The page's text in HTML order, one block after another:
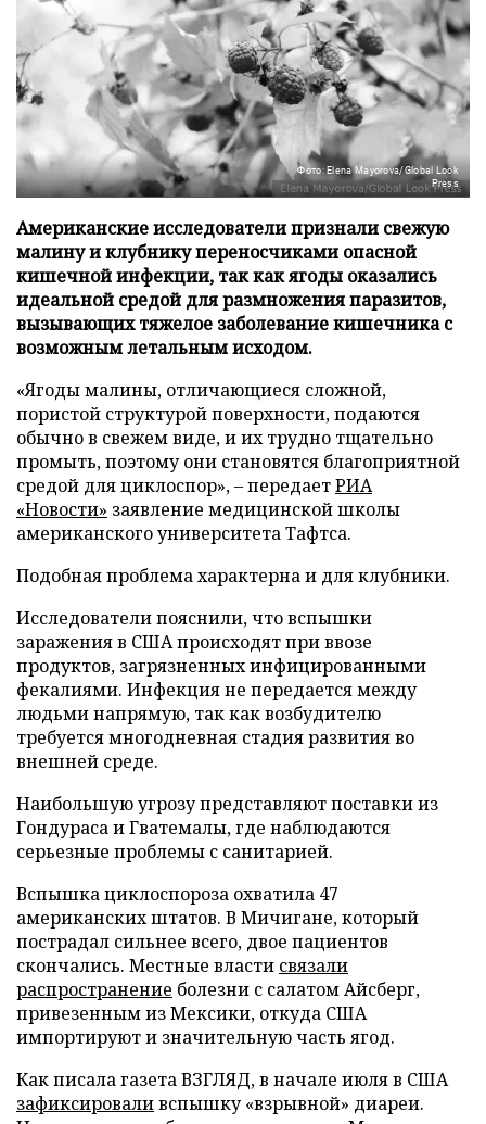
Фото: Elena Mayorova/Global Look
Press
Американские исследователи признали свежую
малину и клубнику переносчиками опасной
кишечной инфекции, так как ягоды оказались
идеальной средой для размножения паразитов,
вызывающих тяжелое заболевание кишечника с
возможным летальным исходом.
«Ягоды малины, отличающиеся сложной,
пористой структурой поверхности, подаются
обычно в свежем виде, и их трудно тщательно
промыть, поэтому они становятся благоприятной
средой для циклоспор», – передаетРИА
«Новости» заявление медицинской школы
американского университета Тафтса.
Подобная проблема характерна и для клубники.
Исследователи пояснили, что вспышки
заражения в США происходят при ввозе
продуктов, загрязненных инфицированными
фекалиями. Инфекция не передается между
людьми напрямую, так как возбудителю
требуется многодневная стадия развития во
внешней среде.
Наибольшую угрозу представляют поставки из
Гондураса и Гватемалы, где наблюдаются
серьезные проблемы с санитарией.
Вспышка циклоспороза охватила 47
американских штатов. В Мичигане, который
пострадал сильнее всего, двое пациентов
скончались. Местные власти связали
распространение болезни с салатом Айсберг,
привезенным из Мексики, откуда США
импортируют и значительную часть ягод.
Как писала газета ВЗГЛЯД, в начале июля в США
зафиксироваливспышку «взрывной» диареи.